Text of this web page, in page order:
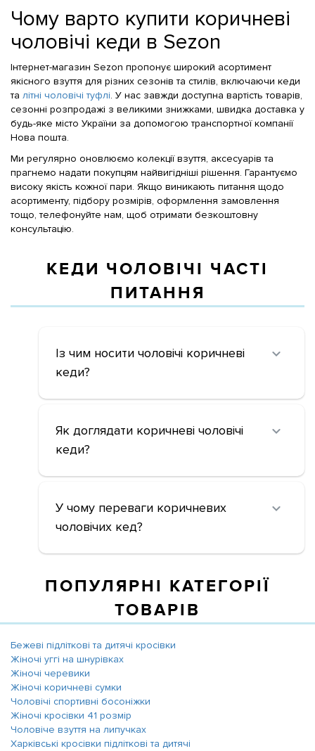
Чому варто купити коричневі
чоловічі кеди в Sezon
Інтернет-магазин Sezon пропонує широкий асортимент
якісного взуття для різних сезонів та стилів, включаючи кеди
та літні чоловічі туфлі. У нас завжди доступна вартість товарів,
сезонні розпродажі з великими знижками, швидка доставка у
будь-яке місто України за допомогою транспортної компанії
Нова пошта.
Ми регулярно оновлюємо колекції взуття, аксесуарів та
прагнемо надати покупцям найвигідніші рішення. Гарантуємо
високу якість кожної пари. Якщо виникають питання щодо
асортименту, підбору розмірів, оформлення замовлення
тощо, телефонуйте нам, щоб отримати безкоштовну
консультацію.
КЕДИ ЧОЛОВІЧІ ЧАСТІ
ПИТАННЯ
Із чим носити чоловічі коричневі
кеди?
Як доглядати коричневі чоловічі
кеди?
У чому переваги коричневих
чоловічих кед?
ПОПУЛЯРНІ КАТЕГОРІЇ
ТОВАРІВ
Бежеві підліткові та дитячі кросівки
Жіночі уггі на шнурівках
Жіночі черевики
Жіночі коричневі сумки
Чоловічі спортивні босоніжки
Жіночі кросівки 41 розмір
Чоловіче взуття на липучках
Харківські кросівки підліткові та дитячі